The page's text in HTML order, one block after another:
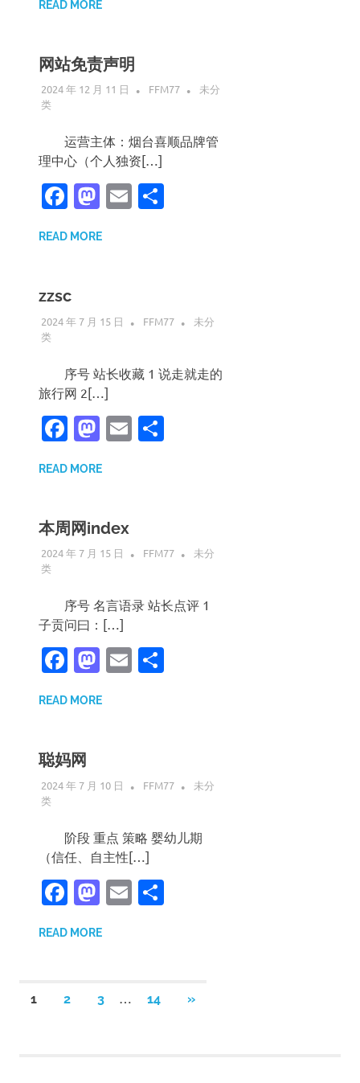
READ MORE
网站免责声明
2024 年 12 月 11 日 FFM77
未分
类
运营主体：烟台喜顺品牌管
理中心（个人独资[…]
Facebook
Mastodon
Email
READ MORE
zzsc
2024 年 7 月 15 日 FFM77
未分
类
序号 站长收藏 1 说走就走的
旅行网 2[…]
Facebook
Mastodon
Email
READ MORE
本周网index
2024 年 7 月 15 日 FFM77
未分
类
序号 名言语录 站长点评 1
子贡问曰：[…]
Facebook
Mastodon
Email
READ MORE
聪妈网
2024 年 7 月 10 日 FFM77
未分
类
阶段 重点 策略 婴幼儿期
（信任、自主性[…]
Facebook
Mastodon
Email
READ MORE
文
1 2 3 14
NEXT
»